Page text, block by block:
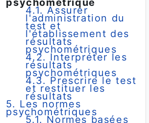
psychométrique
4.1. Assurer
l'administration du
test et
l'établissement des
résultats
psychométriques
4.2. Interpréter les
résultats
psychométriques
4.3. Prescrire le test
et restituer les
résultats
5. Les normes
psychométriques
5.1. Normes basées